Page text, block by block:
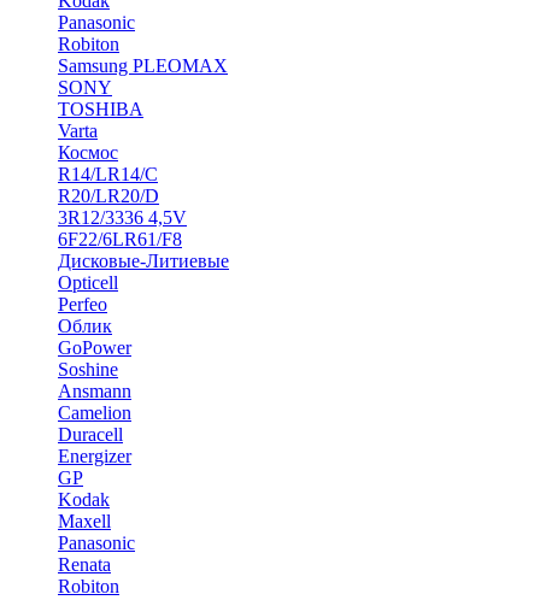
Panasonic
Robiton
Samsung PLEOMAX
SONY
TOSHIBA
Varta
Космос
R14/LR14/C
R20/LR20/D
3R12/3336 4,5V
6F22/6LR61/F8
Дисковые-Литиевые
Opticell
Perfeo
Облик
GoPower
Soshine
Ansmann
Camelion
Duracell
Energizer
GP
Kodak
Maxell
Panasonic
Renata
Robiton